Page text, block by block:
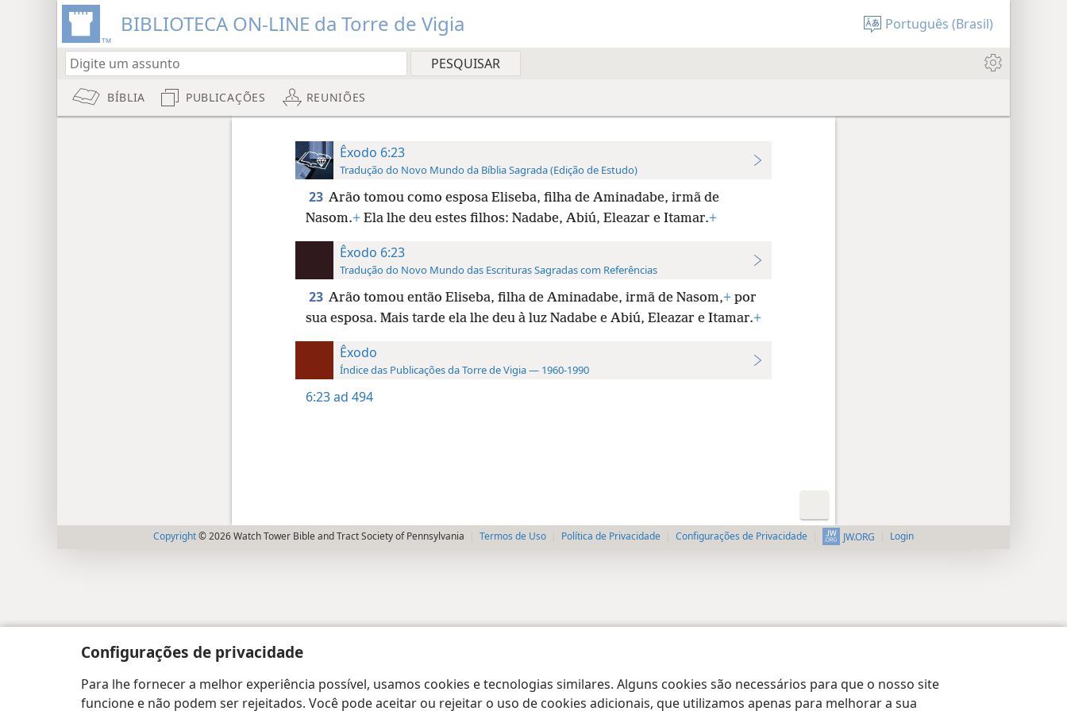
Configurações de privacidade
Para lhe fornecer a melhor experiência possível, usamos cookies e tecnologias similares. Alguns cookies são necessários para que o nosso site
funcione e não podem ser rejeitados. Você pode aceitar ou rejeitar o uso de cookies adicionais, que utilizamos apenas para melhorar a sua
BIBLIOTECA ON-LINE da Torre de Vigia Português (Brasil)
BÍBLIA PUBLICAÇÕES REUNIÕES
Êxodo 6:23
Tradução do Novo Mundo da Bíblia Sagrada (Edição de Estudo)
23 Arão tomou como esposa Eliseba, filha de Aminadabe, irmã de
Nasom.+Ela lhe deu estes filhos: Nadabe, Abiú, Eleazar e Itamar.+
Êxodo 6:23
Tradução do Novo Mundo das Escrituras Sagradas com Referências
23 Arão tomou então Eliseba, filha de Aminadabe, irmã de Nasom,+por
sua esposa. Mais tarde ela lhe deu à luz Nadabe e Abiú, Eleazar e Itamar.+
Êxodo
Índice das Publicações da Torre de Vigia — 1960-1990
6:23ad 494
Copyright© 2026 Watch Tower Bible and Tract Society of Pennsylvania Termos de Uso Política de Privacidade Configurações de Privacidade JW.ORG Login